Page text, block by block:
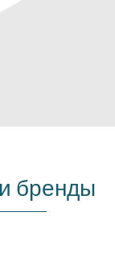
бренды